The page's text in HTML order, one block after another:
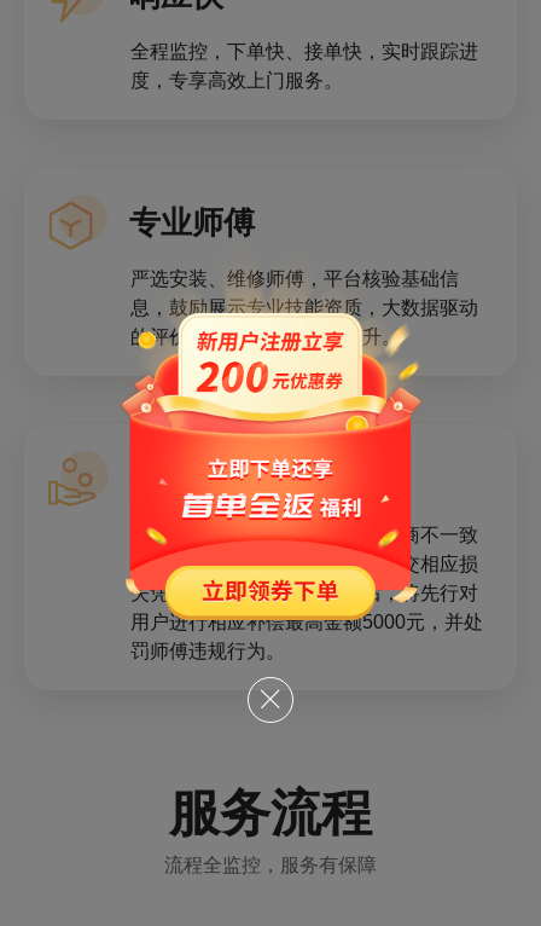
全程监控，下单快、接单快，实时跟踪进
度，专享高效上门服务。
专业师傅
严选安装、维修师傅，平台核验基础信
息，鼓励展示专业技能资质，大数据驱动
的评价体系促进服务质量提升。
费用保障
当服务发生问题，用户与师傅协商不一致
时，用户可向平台发起投诉并提交相应损
失凭证，平台客服核实属实后，将先行对
用户进行相应补偿最高金额5000元，并处
罚师傅违规行为。
服务流程
流程全监控，服务有保障